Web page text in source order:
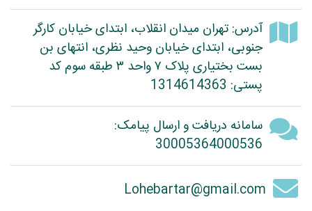
آدرس: تهران میدان انقلاب، ابتدای خیابان کارگر
جنوبی، ابتدای خیابان وحید نظری، انتهای بن
بست بختیاری پلاک ۷ واحد ۳ طبقه سوم کد
پستی: 1314614363
سامانه دریافت و ارسال پیامک:
30005364000536
Lohebartar@gmail.com